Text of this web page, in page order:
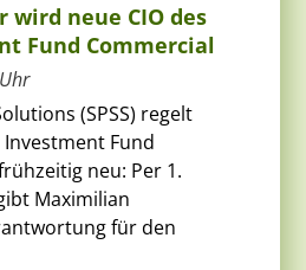
wird neue CIO des
Fund Commercial
(SPSS) regelt
Fund
neu: Per 1.
Maximilian
für den